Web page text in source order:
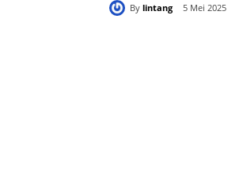
By lintang 5 Mei 2025